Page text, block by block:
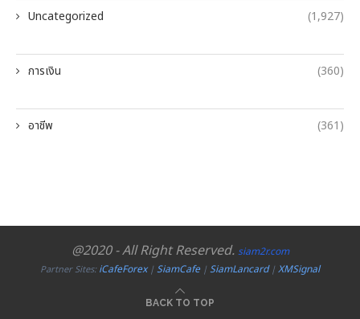
Uncategorized (1,927)
การเงิน (360)
อาชีพ (361)
@2020 - All Right Reserved. siam2r.com
Partner Sites:iCafeForex|SiamCafe|SiamLancard|XMSignal
BACK TO TOP